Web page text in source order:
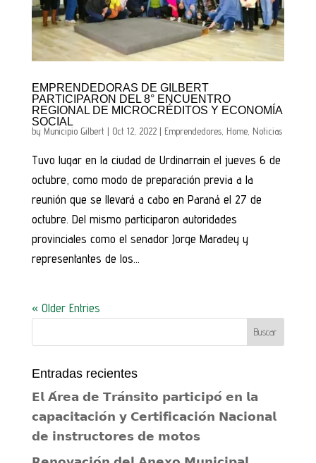
EMPRENDEDORAS DE GILBERT
PARTICIPARON DEL 8° ENCUENTRO
REGIONAL DE MICROCRÉDITOS Y ECONOMÍA
SOCIAL
by Municipio Gilbert| Oct 12, 2022| Emprendedores, Home, Noticias
Tuvo lugar en la ciudad de Urdinarrain el jueves 6 de
octubre, como modo de preparación previa a la
reunión que se llevará a cabo en Paraná el 27 de
octubre. Del mismo participaron autoridades
provinciales como el senador Jorge Maradey y
representantes de los...
« Older Entries
Entradas recientes
𝗘𝗹 𝗔́𝗿𝗲𝗮 𝗱𝗲 𝗧𝗿𝗮́𝗻𝘀𝗶𝘁𝗼 𝗽𝗮𝗿𝘁𝗶𝗰𝗶𝗽𝗼́ 𝗲𝗻 𝗹𝗮
𝗰𝗮𝗽𝗮𝗰𝗶𝘁𝗮𝗰𝗶𝗼́𝗻 𝘆 𝗖𝗲𝗿𝘁𝗶𝗳𝗶𝗰𝗮𝗰𝗶𝗼́𝗻 𝗡𝗮𝗰𝗶𝗼𝗻𝗮𝗹
𝗱𝗲 𝗶𝗻𝘀𝘁𝗿𝘂𝗰𝘁𝗼𝗿𝗲𝘀 𝗱𝗲 𝗺𝗼𝘁𝗼𝘀